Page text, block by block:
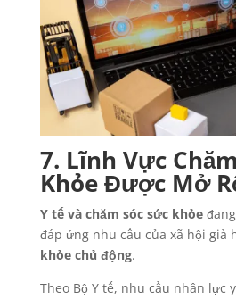
7. Lĩnh Vực
Khỏe Được Mở
Y tế và chăm sóc sức khỏe
đáp ứng nhu cầu của xã hội già
khỏe chủ động.
Theo Bộ Y tế, nhu cầu nhân lực